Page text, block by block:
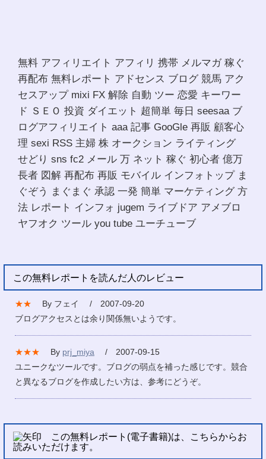
無料 アフィリエイト アフィリ 携帯 メルマガ 稼ぐ
再配布 無料レポート アドセンス ブログ 競馬 アク
セスアップ mixi FX 解除 自動 ツー 恋愛 キーワー
ド ＳＥＯ 投資 ダイエット 超簡単 毎日 seesaa ブ
ログアフィリエイト aaa 記事 GooGle 再販 顧客心
理 sexi RSS 主婦 株 オークション ライティング
せどり sns fc2 メール 万 ネット 稼ぐ 初心者 億万
長者 図解 再配布 再販 モバイル インフォトップ ま
ぐぞう まぐまぐ 承認 一発 簡単 マーケティング 方
法 レポート インフォ jugem ライブドア アメブロ
ヤフオク ツール you tube ユーチューブ
この無料レポートを読んだ人のレビュー
★★
By フェイ / 2007-09-20
ブログアクセスとは余り関係無いようです。
★★★ By prj_miya
/ 2007-09-15
ユニークなツールです。ブログの弱点を補った感じです。競合
と異なるブログを作成したい方は、参考にどうぞ。
この無料レポート(電子書籍)は、こちらからお
読みいただけます。